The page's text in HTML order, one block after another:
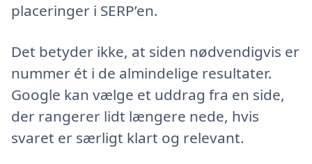
placeringer i SERP’en.
Det betyder ikke, at siden nødvendigvis er
nummer ét i de almindelige resultater.
Google kan vælge et uddrag fra en side,
der rangerer lidt længere nede, hvis
svaret er særligt klart og relevant.